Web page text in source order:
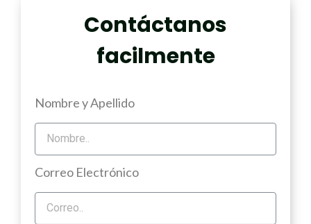
Contáctanos
facilmente
Nombre y Apellido
Correo Electrónico